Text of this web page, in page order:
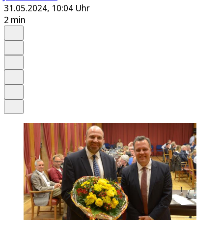
31.05.2024, 10:04 Uhr
2 min